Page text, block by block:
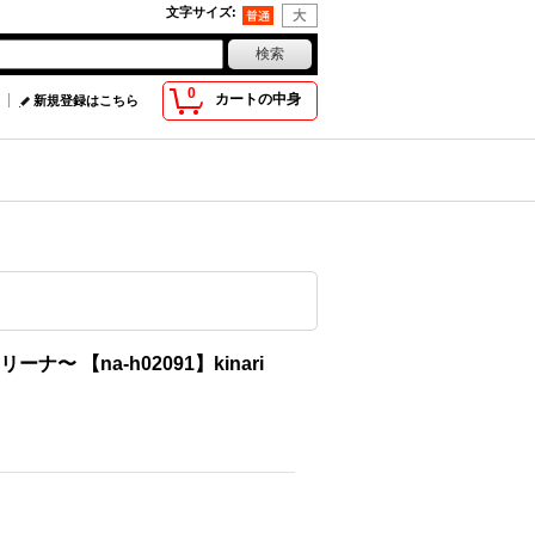
文字サイズ:
0 カートの中身
新規登録はこちら
ーナ〜 【na-h02091】kinari